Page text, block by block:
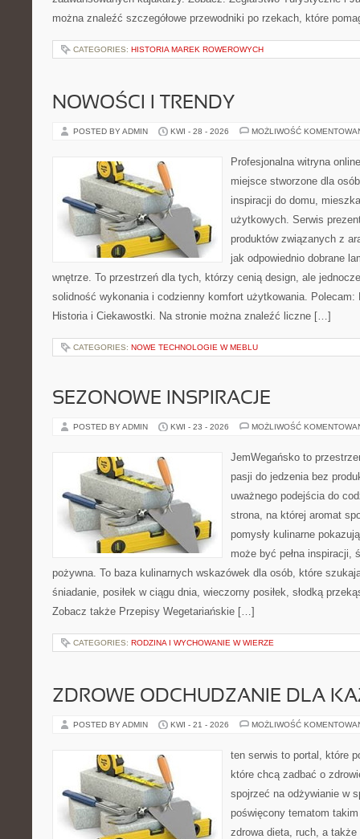
można znaleźć szczegółowe przewodniki po rzekach, które
CATEGORIES: HISTORIA MAREK ROWEROWYCH
NOWOŚCI I TRENDY
POSTED BY ADMIN KWI - 28 - 2026 MOŻLIWOŚĆ
Profesjonalna witryna
miejsce stworzone dla
inspiracji do domu,
użytkowych. Serwis
produktów związanych z
jak odpowiednio dobrane
wnętrze. To przestrzeń dla tych, którzy cenią design, ale
solidność wykonania i codzienny komfort użytkowania. Polecam:
Historia i Ciekawostki. Na stronie można znaleźć liczne […]
CATEGORIES: NOWE TECHNOLOGIE W MEBLU
SEZONOWE INSPIRACJE
POSTED BY ADMIN KWI - 23 - 2026 MOŻLIWOŚĆ
JemWegańsko to
pasji do jedzenia bez
uważnego podejścia do
strona, na której aromat
pomysły kulinarne
może być pełna inspiracji,
pożywna. To baza kulinarnych wskazówek dla osób, które
śniadanie, posiłek w ciągu dnia, wieczorny posiłek, słodką
Zobacz także Przepisy Wegetariańskie […]
CATEGORIES: RODZINA I WYCHOWANIE W WIERZE
ZDROWE ODCHUDZANIE DLA
POSTED BY ADMIN KWI - 21 - 2026 MOŻLIWOŚĆ
ten serwis to portal, które
które chcą zadbać o
spojrzeć na odżywianie w
poświęcony tematom
zdrowa dieta, ruch, a